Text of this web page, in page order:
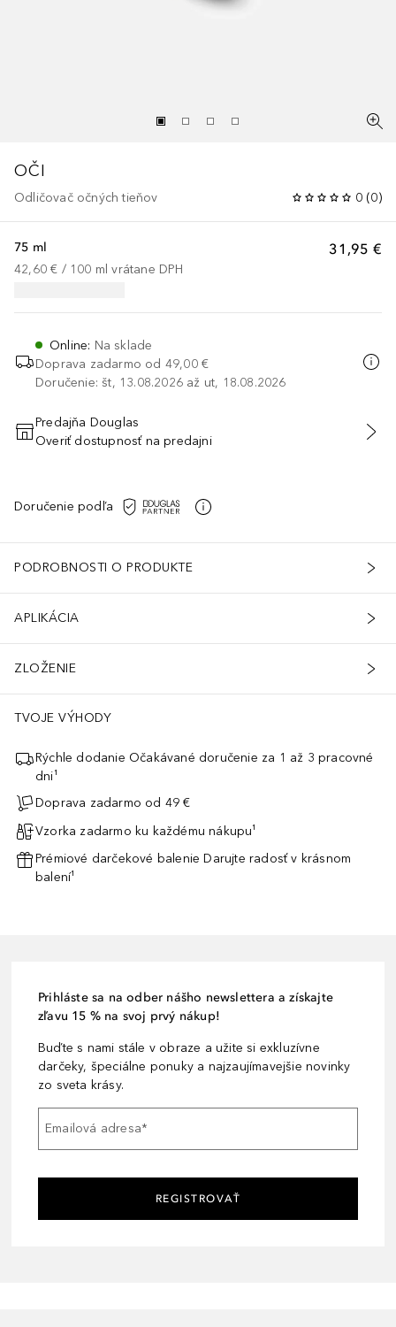
OČI
Odličovač očných tieňov 0 (0)
31,95 €
75 ml
42,60 € / 100 ml vrátane DPH
Online: Na sklade
Doprava zadarmo od 49,00 €
Doručenie: št, 13.08.2026 až ut, 18.08.2026
PRIDAŤ DO KOŠÍKA
Predajňa Douglas
Overiť dostupnosť na predajni
Doručenie podľa
PODROBNOSTI O PRODUKTE
APLIKÁCIA
ZLOŽENIE
TVOJE VÝHODY
Rýchle dodanie Očakávané doručenie za 1 až 3 pracovné
dni¹
Doprava zadarmo od 49 €
Vzorka zadarmo ku každému nákupu¹
Prémiové darčekové balenie Darujte radosť v krásnom
balení¹
Prihláste sa na odber nášho newslettera a získajte
zľavu 15 % na svoj prvý nákup!
Buďte s nami stále v obraze a užite si exkluzívne
darčeky, špeciálne ponuky a najzaujímavejšie novinky
zo sveta krásy.
Emailová adresa*
REGISTROVAŤ